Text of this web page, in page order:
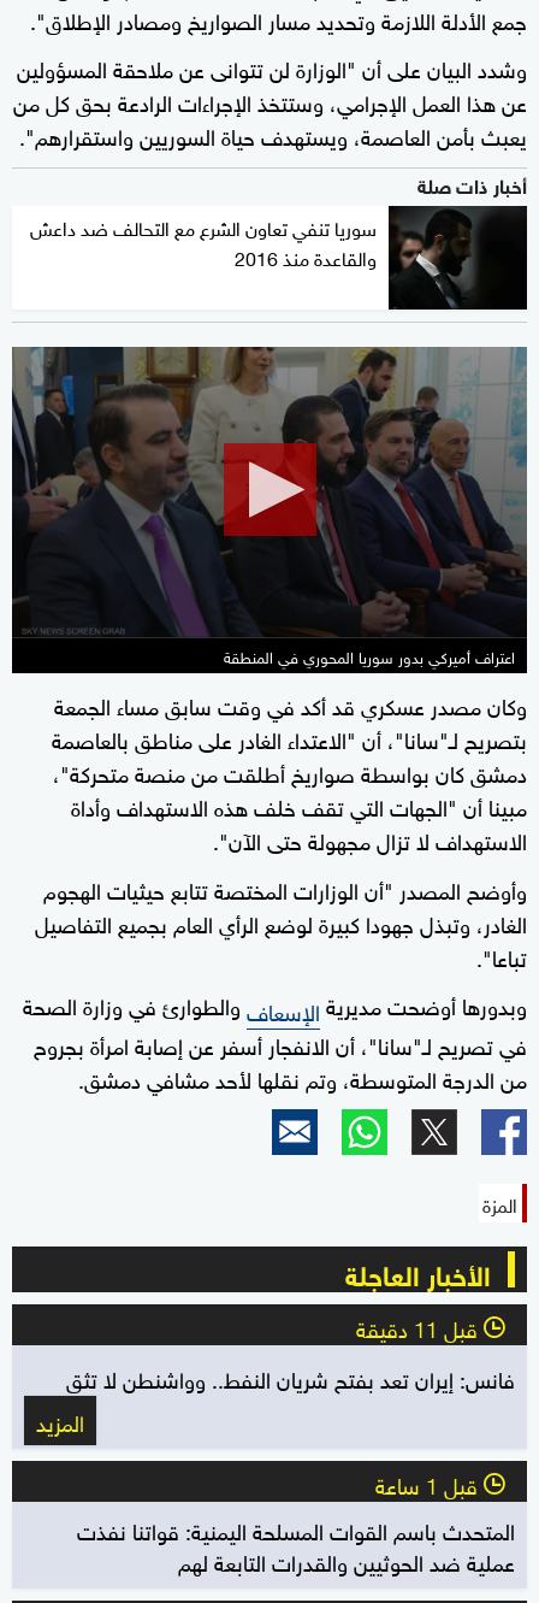
جمع الأدلة اللازمة وتحديد مسار الصواريخ ومصادر الإطلاق".
وشدد البيان على أن "الوزارة لن تتوانى عن ملاحقة المسؤولين
عن هذا العمل الإجرامي، وستتخذ الإجراءات الرادعة بحق كل من
يعبث بأمن العاصمة، ويستهدف حياة السوريين واستقرارهم".
أخبار ذات صلة
سوريا تنفي تعاون الشرع مع التحالف ضد داعش
والقاعدة منذ 2016
seconds
of
0
seconds
اعتراف أميركي بدور سوريا المحوري في المنطقة
وكان مصدر عسكري قد أكد في وقت سابق مساء الجمعة
بتصريح لـ"سانا"، أن "الاعتداء الغادر على مناطق بالعاصمة
دمشق كان بواسطة صواريخ أطلقت من منصة متحركة"،
مبينا أن "الجهات التي تقف خلف هذه الاستهداف وأداة
الاستهداف لا تزال مجهولة حتى الآن".
وأوضح المصدر "أن الوزارات المختصة تتابع حيثيات الهجوم
الغادر، وتبذل جهودا كبيرة لوضع الرأي العام بجميع التفاصيل
تباعا".
وبدورها أوضحت مديريةالإسعافوالطوارئ في وزارة الصحة
في تصريح لـ"سانا"، أن الانفجار أسفر عن إصابة امرأة بجروح
من الدرجة المتوسطة، وتم نقلها لأحد مشافي دمشق.
المزة
الأخبار العاجلة
l قبل 11 دقيقة
فانس: إيران تعد بفتح شريان النفط.. وواشنطن لا تثق
المزيد
l قبل 1 ساعة
المتحدث باسم القوات المسلحة اليمنية: قواتنا نفذت
عملية ضد الحوثيين والقدرات التابعة لهم